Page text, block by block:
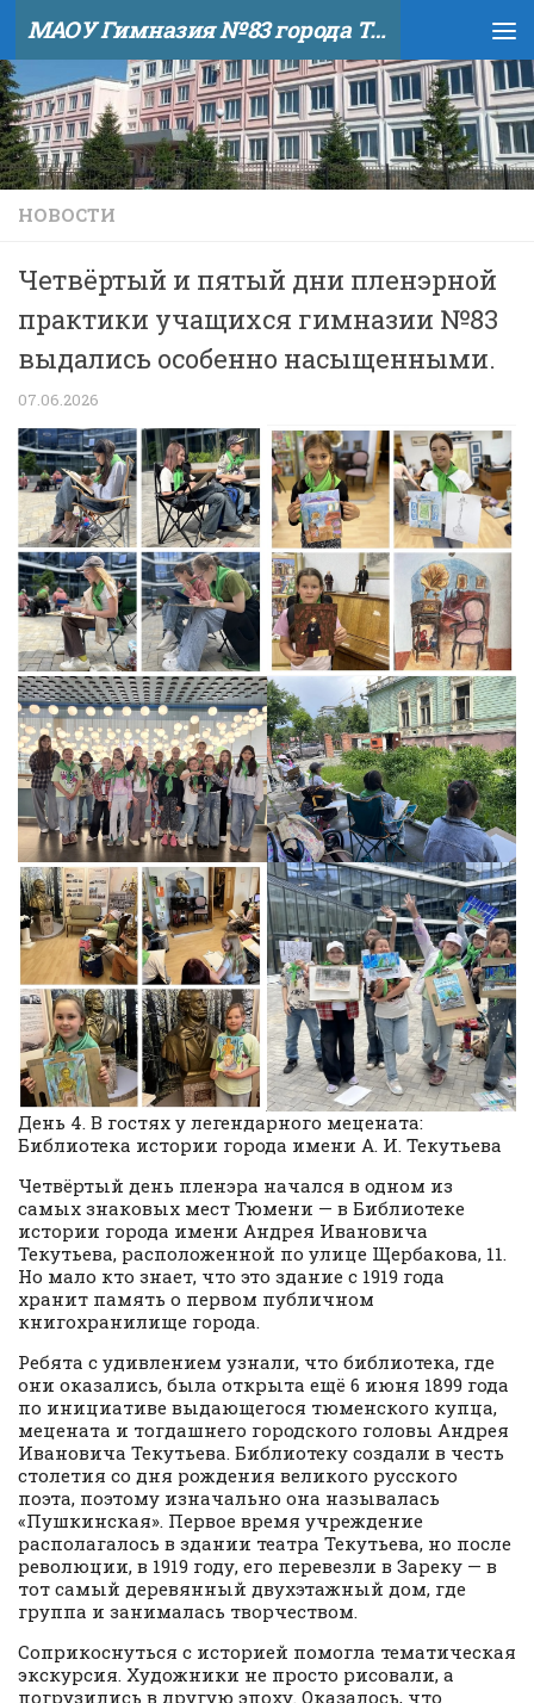
Skip to content МАОУ Гимназия №83 города Тюмени
НОВОСТИ
Четвёртый и пятый дни пленэрной
практики учащихся гимназии №83
выдались особенно насыщенными.
07.06.2026
День 4. В гостях у легендарного мецената:
Библиотека истории города имени А. И. Текутьева
Четвёртый день пленэра начался в одном из
самых знаковых мест Тюмени — в Библиотеке
истории города имени Андрея Ивановича
Текутьева, расположенной по улице Щербакова, 11.
Но мало кто знает, что это здание с 1919 года
хранит память о первом публичном
книгохранилище города.
Ребята с удивлением узнали, что библиотека, где
они оказались, была открыта ещё 6 июня 1899 года
по инициативе выдающегося тюменского купца,
мецената и тогдашнего городского головы Андрея
Ивановича Текутьева. Библиотеку создали в честь
столетия со дня рождения великого русского
поэта, поэтому изначально она называлась
«Пушкинская». Первое время учреждение
располагалось в здании театра Текутьева, но после
революции, в 1919 году, его перевезли в Зареку — в
тот самый деревянный двухэтажный дом, где
группа и занималась творчеством.
Соприкоснуться с историей помогла тематическая
экскурсия. Художники не просто рисовали, а
погрузились в другую эпоху. Оказалось, что